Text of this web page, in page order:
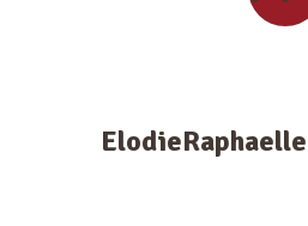
ElodieRaphaelle